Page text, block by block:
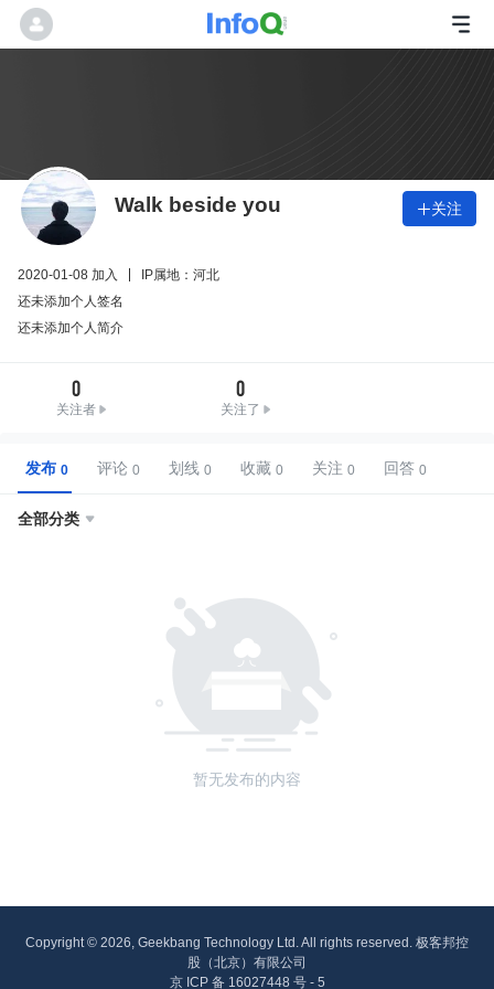
Walk beside you 关注
2020-01-08 加入
IP属地：河北
还未添加个人签名
还未添加个人简介
0
关注者
0
关注了
发布 评论 划线 收藏 关注 回答
全部分类 
暂无发布的内容
Copyright © 2026, Geekbang Technology Ltd. All rights reserved. 极客邦控
股（北京）有限公司
京 ICP 备 16027448 号 - 5